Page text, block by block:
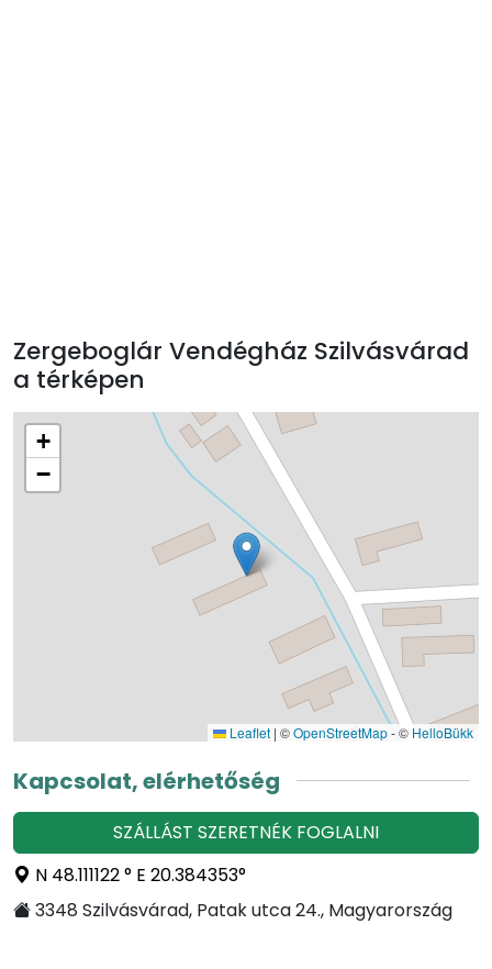
Zergeboglár Vendégház Szilvásvárad
a térképen
+
−
Leaflet | ©OpenStreetMap- © HelloBükk
Kapcsolat, elérhetőség
SZÁLLÁST SZERETNÉK FOGLALNI
N 48.111122 ° E 20.384353°
3348 Szilvásvárad, Patak utca 24., Magyarország